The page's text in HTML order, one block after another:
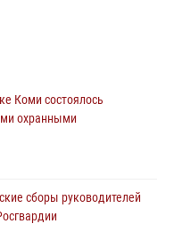
об изменениях в
и продолжают изымать
обратился в Росгвардию
Коми состоялось
охранными
сборы руководителей